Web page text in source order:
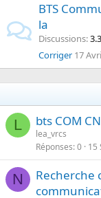
BTS
la
Discussions
Corriger 17
L bts COM
lea_vrcs
Réponses 0 15
N
Recherche